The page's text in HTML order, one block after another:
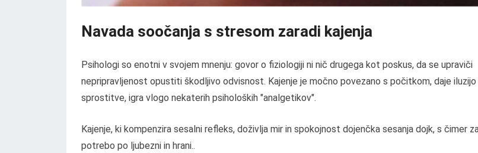
Navada soočanja s stresom zaradi kajenja
Psihologi so enotni v svojem mnenju: govor o fiziologiji ni nič drugega kot poskus, da se upraviči
nepripravljenost opustiti škodljivo odvisnost. Kajenje je močno povezano s počitkom, daje iluzijo
sprostitve, igra vlogo nekaterih psiholoških "analgetikov".
Kajenje, ki kompenzira sesalni refleks, doživlja mir in spokojnost dojenčka sesanja dojk, s čimer
potrebo po ljubezni in hrani..